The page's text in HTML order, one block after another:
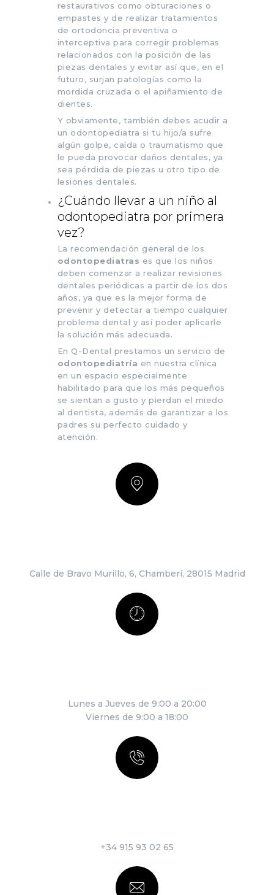
restaurativos como obturaciones o
empastes y de realizar tratamientos
de ortodoncia preventiva o
interceptiva para corregir problemas
relacionados con la posición de las
piezas dentales y evitar así que, en el
futuro, surjan patologías como la
mordida cruzada o el apiñamiento de
dientes.
Y obviamente, también debes acudir a
un odontopediatra si tu hijo/a sufre
algún golpe, caída o traumatismo que
le pueda provocar daños dentales, ya
sea pérdida de piezas u otro tipo de
lesiones dentales.
¿Cuándo llevar a un niño al
odontopediatra por primera
vez?
La recomendación general de los
odontopediatras es que los niños
deben comenzar a realizar revisiones
dentales periódicas a partir de los dos
años, ya que es la mejor forma de
prevenir y detectar a tiempo cualquier
problema dental y así poder aplicarle
la solución más adecuada.
En Q-Dental prestamos un servicio de
odontopediatría en nuestra clínica
en un espacio especialmente
habilitado para que los más pequeños
se sientan a gusto y pierdan el miedo
al dentista, además de garantizar a los
padres su perfecto cuidado y
atención.
Calle de Bravo Murillo, 6, Chamberí, 28015 Madrid
Lunes a Jueves de 9:00 a 20:00
Viernes de 9:00 a 18:00
+34 915 93 02 65